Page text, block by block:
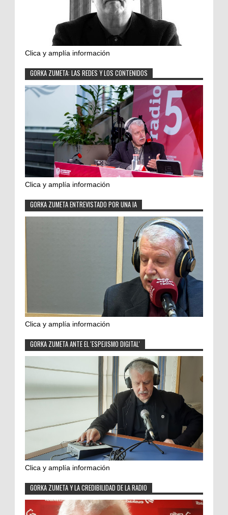
Clica y amplía información
GORKA ZUMETA: LAS REDES Y LOS CONTENIDOS
Clica y amplía información
GORKA ZUMETA ENTREVISTADO POR UNA IA
Clica y amplía información
GORKA ZUMETA ANTE EL 'ESPEJISMO DIGITAL'
Clica y amplía información
GORKA ZUMETA Y LA CREDIBILIDAD DE LA RADIO